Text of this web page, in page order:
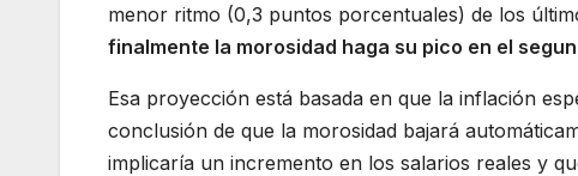
menor ritmo (0,3 puntos porcentuales) de los
finalmente la morosidad haga su pico en el
Esa proyección está basada en que la inflación
conclusión de que la morosidad bajará
implicaría un incremento en los salarios reales y